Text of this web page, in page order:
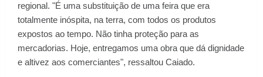
regional. "É uma substituição de uma feira que era
totalmente inóspita, na terra, com todos os produtos
expostos ao tempo. Não tinha proteção para as
mercadorias. Hoje, entregamos uma obra que dá dignidade
e altivez aos comerciantes", ressaltou Caiado.